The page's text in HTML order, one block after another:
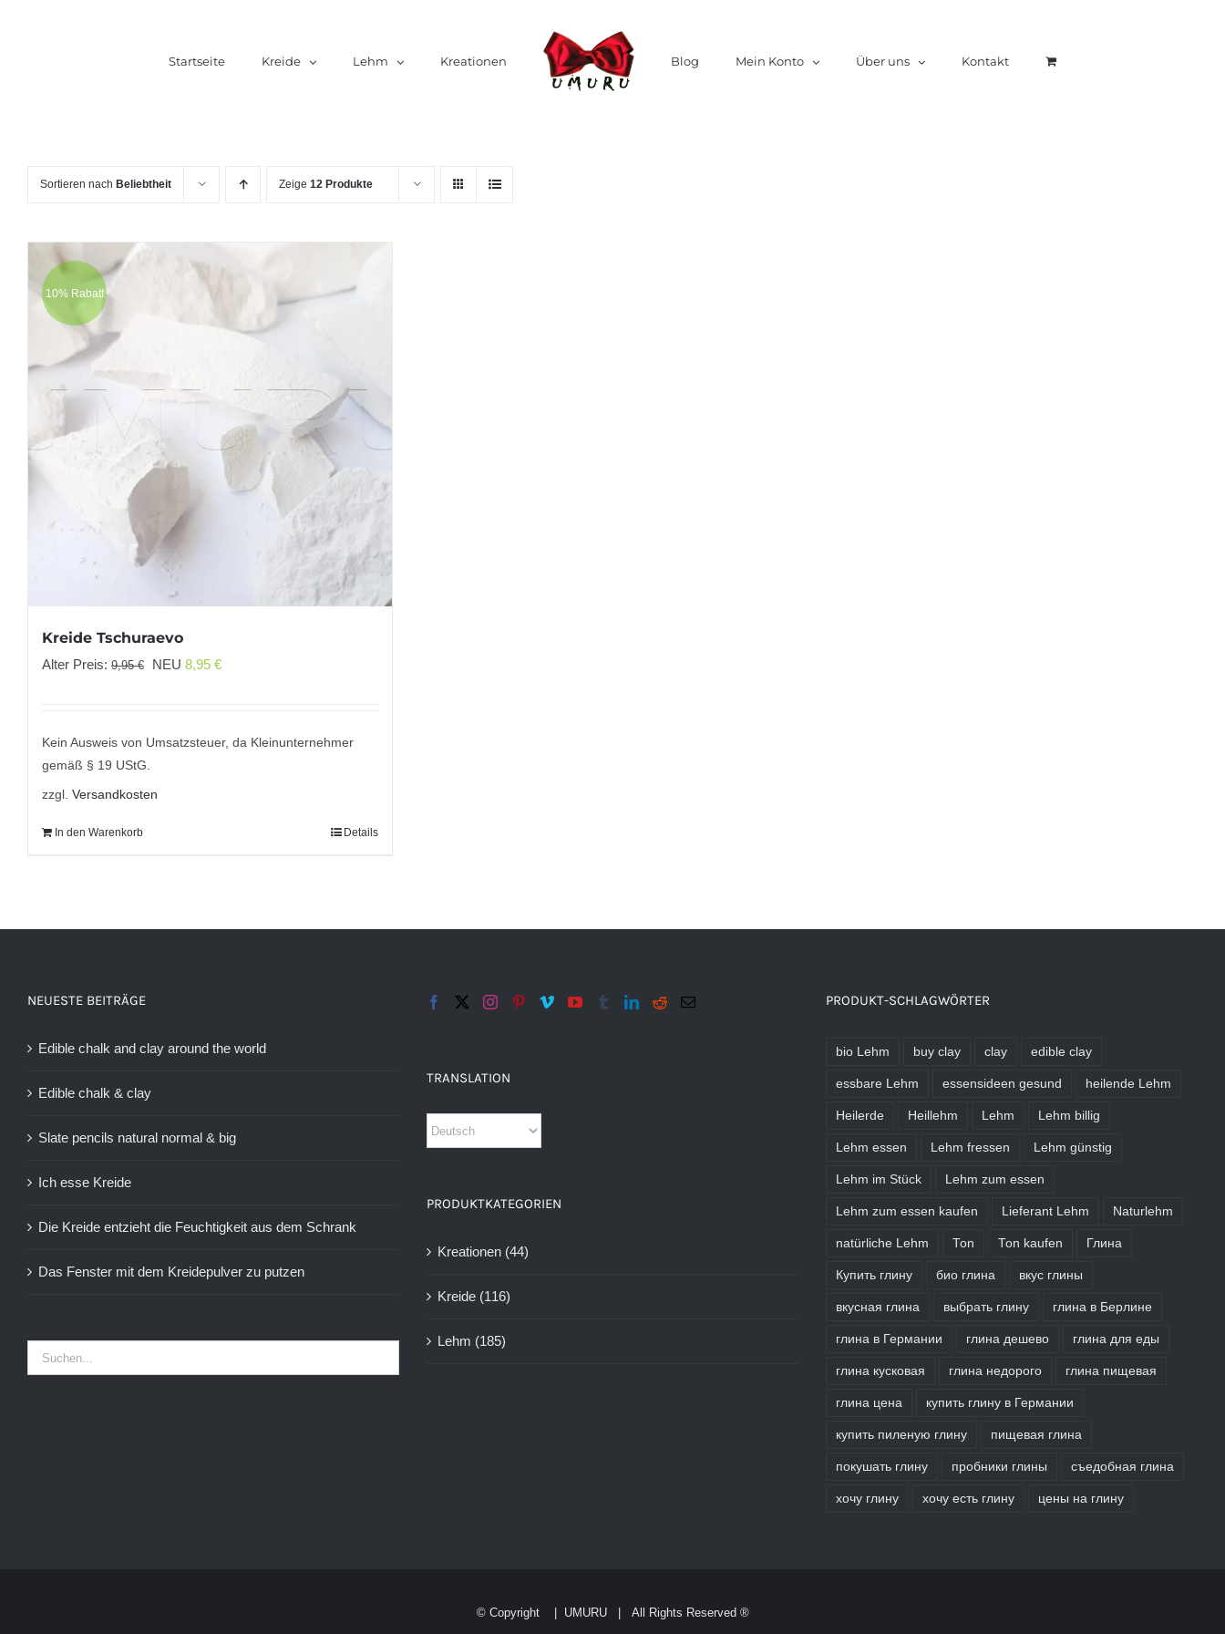
Startseite Kreide Lehm Kreationen Blog Mein Konto Über uns Kontakt
Sortieren nach Beliebtheit Zeige 12 Produkte
10% Rabatt
Kreide Tschuraevo
Alter Preis: 9,95€
Ursprünglicher
9,95 €
NEU 8,95 €Aktueller
8,95 €.
Kein Ausweis von Umsatzsteuer, da Kleinunternehmer
gemäß § 19 UStG.
zzgl. Versandkosten
In den Warenkorb Details
NEUESTE BEITRÄGE
Edible chalk and clay around the world
Edible chalk & clay
Slate pencils natural normal & big
Ich esse Kreide
Die Kreide entzieht die Feuchtigkeit aus dem Schrank
Das Fenster mit dem Kreidepulver zu putzen
TRANSLATION
PRODUKTKATEGORIEN
Kreationen (44)
Kreide (116)
Lehm (185)
PRODUKT-SCHLAGWÖRTER
bio Lehm buy clay clay edible clay
essbare Lehm essensideen gesund heilende Lehm
Heilerde Heillehm Lehm Lehm billig
Lehm essen Lehm fressen Lehm günstig
Lehm im Stück Lehm zum essen
Lehm zum essen kaufen Lieferant Lehm Naturlehm
natürliche Lehm Ton Ton kaufen Глина
Купить глину био глина вкус глины
вкусная глина выбрать глину глина в Берлине
глина в Германии глина дешево глина для еды
глина кусковая глина недорого глина пищевая
глина цена купить глину в Германии
купить пиленую глину пищевая глина
покушать глину пробники глины съедобная глина
хочу глину хочу есть глину цены на глину
© Copyright UMURU| All Rights Reserved ®